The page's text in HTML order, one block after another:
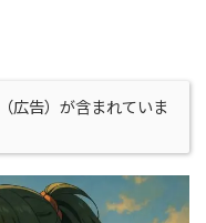
広告）が含まれていま